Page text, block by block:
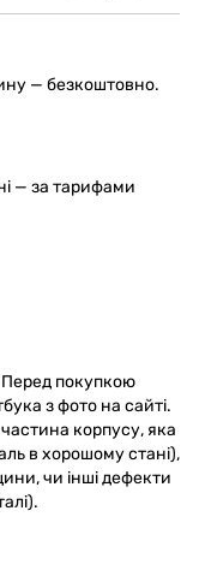
— безкоштовно.
— за тарифами
Перед покупкою
з фото на сайті.
корпусу, яка
в хорошому стані),
чи інші дефекти